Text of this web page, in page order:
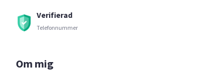
Verifierad
Telefonnummer
Om mig